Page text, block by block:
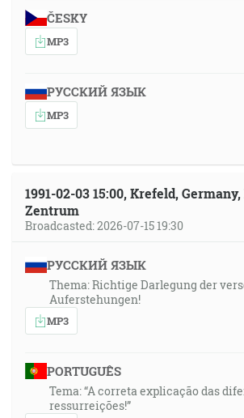
ČESKY
MP3
РУССКИЙ ЯЗЫК
MP3
1991-02-03 15:00, Krefeld,
Zentrum
Broadcasted: 2026-07-15 19:30
РУССКИЙ ЯЗЫК
Thema: Richtige Darlegung der
Auferstehungen!
MP3
PORTUGUÊS
Tema: “A correta explicação das
ressurreições!”